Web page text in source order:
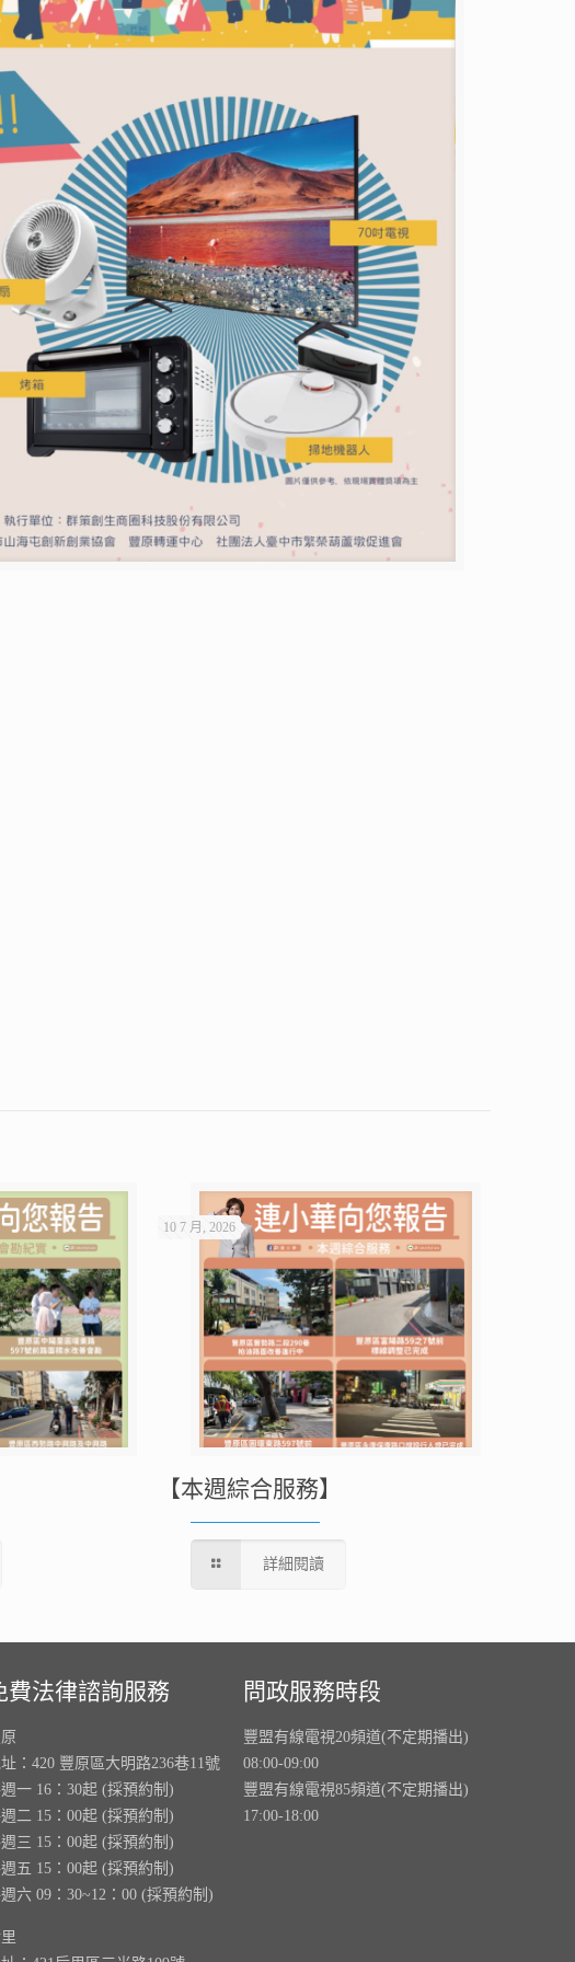
10 7 月, 2026
【本週綜合服務】
詳細閱讀
費法律諮詢服務
：420 豐原區大明路236巷11號
一 16：30起 (採預約制)
二 15：00起 (採預約制)
三 15：00起 (採預約制)
五 15：00起 (採預約制)
六 09：30~12：00 (採預約制)
問政服務時段
豐盟有線電視20頻道(不定期播出)
08:00-09:00
豐盟有線電視85頻道(不定期播出)
17:00-18:00